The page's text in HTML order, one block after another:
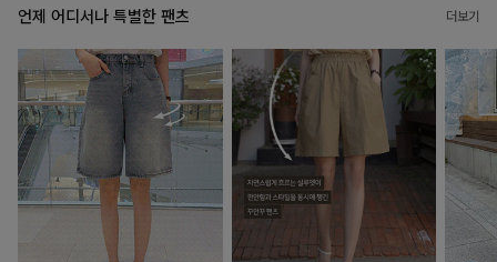
언제 어디서나 특별한 팬츠 더보기